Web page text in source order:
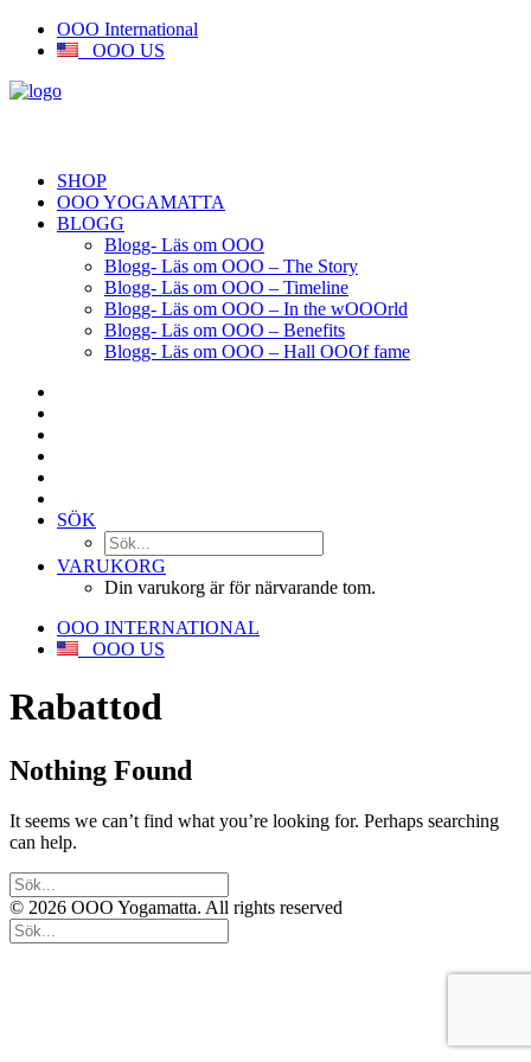
OOO International
OOO US
SHOP
OOO YOGAMATTA
BLOGG
Blogg- Läs om OOO
Blogg- Läs om OOO – The Story
Blogg- Läs om OOO – Timeline
Blogg- Läs om OOO – In the wOOOrld
Blogg- Läs om OOO – Benefits
Blogg- Läs om OOO – Hall OOOf fame
SÖK
VARUKORG
Din varukorg är för närvarande tom.
OOO INTERNATIONAL
OOO US
Rabattod
Nothing Found
It seems we can’t find what you’re looking for. Perhaps searching
can help.
© 2026 OOO Yogamatta. All rights reserved